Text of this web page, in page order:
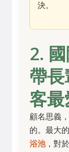
決。
2.
帶
客
顧名思義
的。最大
浴池，對